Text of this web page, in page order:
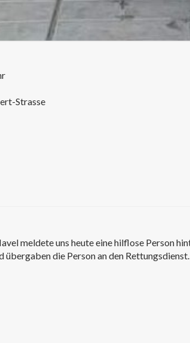
Strasse
meldete uns heute eine hilflose Person
die Person an den Rettungsdienst.